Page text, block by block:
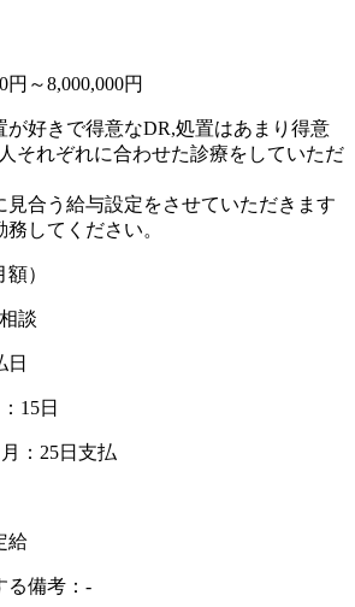
円～8,000,000円
が好きで得意なDR,処置はあまり得意
それぞれに合わせた診療をしていただ
合う給与設定をさせていただきます
してください。
）
談
日
15日
：25日支払
給
る備考：-